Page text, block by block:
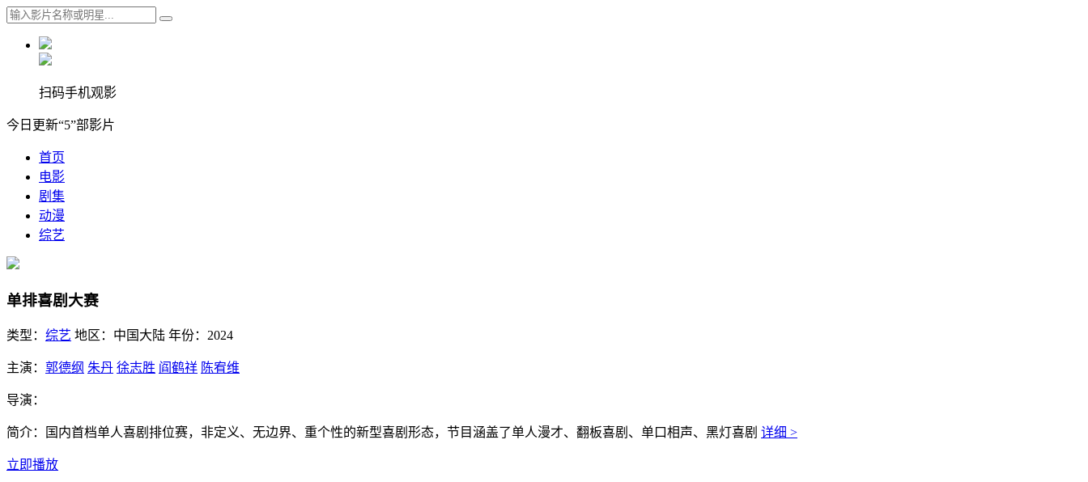
扫码手机观影
今日更新“5”部影片
首页
电影
剧集
动漫
综艺
单排喜剧大赛
类型： 综艺 地区： 中国大陆 年份： 2024
主演： 郭德纲 朱丹 徐志胜 阎鹤祥 陈宥维
导演：
简介： 国内首档单人喜剧排位赛，非定义、无边界、重个性的新型喜剧形态，节目涵盖了单人漫才、翻板喜剧、单口相声、黑灯喜剧 详细 >
立即播放